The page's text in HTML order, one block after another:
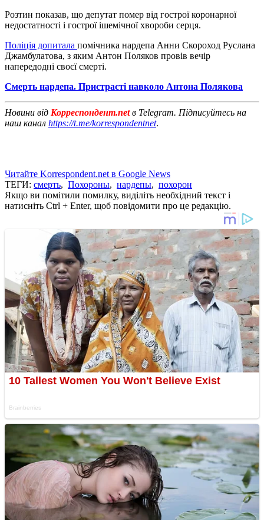
Розтин показав, що депутат помер від гострої коронарної
недостатності і гострої ішемічної хвороби серця.
Поліція допитала помічника нардепа Анни Скороход Руслана
Джамбулатова, з яким Антон Поляков провів вечір
напередодні своєї смерті.
Смерть нардепа. Пристрасті навколо Антона Полякова
Новини від Корреспондент.netв Telegram. Підписуйтесь на
наш канал https://t.me/korrespondentnet.
Читайте Korrespondent.net в Google News
ТЕГИ: смерть, Похороны, нардепы, похорон
Якщо ви помітили помилку, виділіть необхідний текст і
натисніть Ctrl + Enter, щоб повідомити про це редакцію.